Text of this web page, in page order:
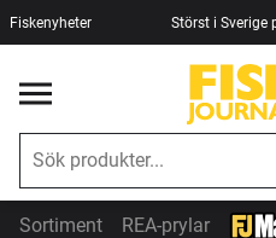
Fiskenyheter Störst i Sverige
Sortiment REA-prylar